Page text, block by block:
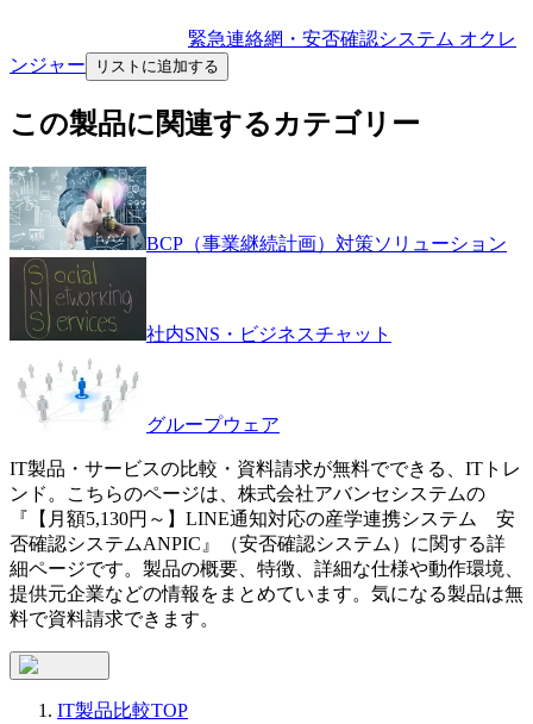
緊急連絡網・安否確認システム オクレ
ンジャー
リストに追加する
この製品に関連するカテゴリー
BCP（事業継続計画）対策ソリューション
社内SNS・ビジネスチャット
グループウェア
IT製品・サービスの比較・資料請求が無料でできる、ITトレ
ンド。こちらのページは、 株式会社アバンセシステムの
『 【月額5,130円～】LINE通知対応の産学連携システム 安
否確認システムANPIC 』（安否確認システム ）に関する詳
細ページです。製品の概要、特徴、詳細な仕様や動作環境、
提供元企業などの情報をまとめています。気になる製品は無
料で資料請求できます。
IT製品比較TOP